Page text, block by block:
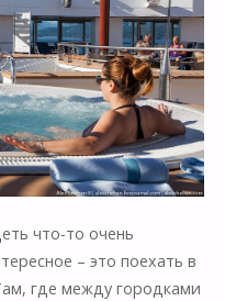
что-то очень
– это поехать в
где между городками